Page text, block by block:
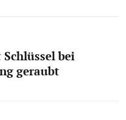
bei
geraubt